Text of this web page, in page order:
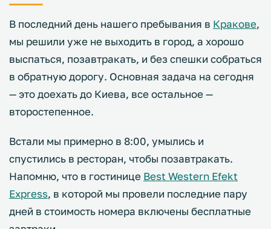
В последний день нашего пребывания в Кракове,
мы решили уже не выходить в город, а хорошо
выспаться, позавтракать, и без спешки собраться
в обратную дорогу. Основная задача на сегодня
— это доехать до Киева, все остальное —
второстепенное.
Встали мы примерно в 8:00, умылись и
спустились в ресторан, чтобы позавтракать.
Напомню, что в гостинице Best Western Efekt
Express, в которой мы провели последние пару
дней в стоимость номера включены бесплатные